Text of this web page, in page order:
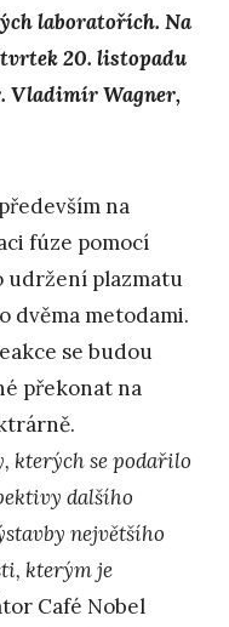
laboratořích. Na
20. listopadu
Vladimír Wagner,
na
fúze pomocí
udržení plazmatu
dvěma metodami.
se budou
překonat na
kterých se podařilo
dalšího
největšího
kterým je
Café Nobel